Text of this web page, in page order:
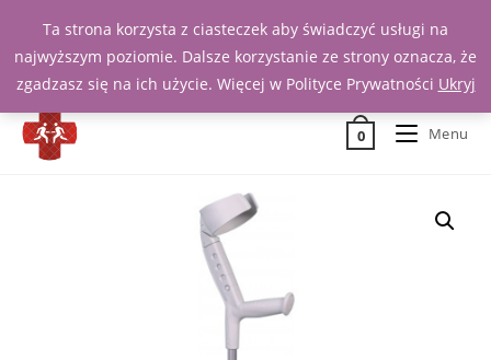
Zadzwoń 539 391 290
0 Menu
Ta strona korzysta z ciasteczek aby świadczyć usługi na
najwyższym poziomie. Dalsze korzystanie ze strony oznacza, że
zgadzasz się na ich użycie. Więcej w Polityce Prywatności Ukryj